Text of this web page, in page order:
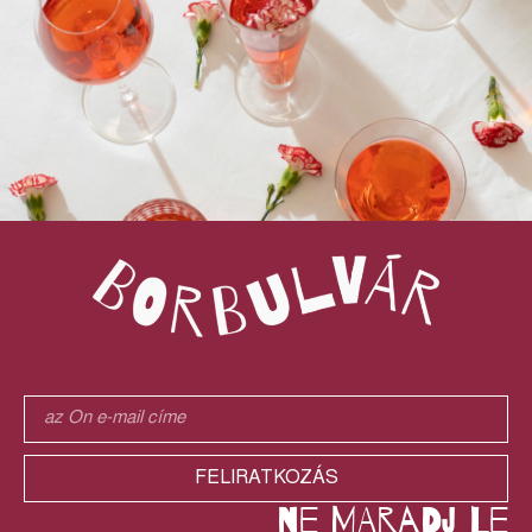
FELIRATKOZÁS
ne maradj le